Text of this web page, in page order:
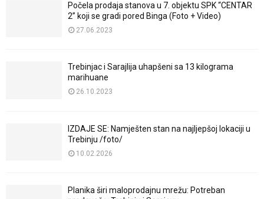
Počela prodaja stanova u 7. objektu SPK “CENTAR
2” koji se gradi pored Binga (Foto + Video)
27.06.2023
Trebinjac i Sarajlija uhapšeni sa 13 kilograma
marihuane
26.10.2023
IZDAJE SE: Namješten stan na najljepšoj lokaciji u
Trebinju /foto/
10.02.2026
Planika širi maloprodajnu mrežu: Potreban